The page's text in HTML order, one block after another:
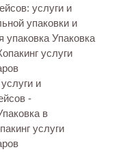
услуги и
упаковки и
упаковка Упаковка
услуги
и
-
в
услуги